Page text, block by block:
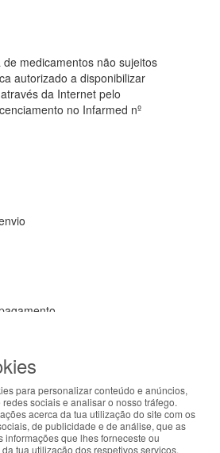
de medicamentos não sujeitos
autorizado a disponibilizar
da Internet pelo
no Infarmed nº
reservados / Salvo
são válidas até ao dia 10-
byBsolus
about your visit using
para personalizar conteúdo e anúncios,
sociais e analisar o nosso tráfego.
acerca da tua utilização do site com os
de publicidade e de análise, que as
informações que lhes forneceste ou
tua utilização dos respetivos serviços.